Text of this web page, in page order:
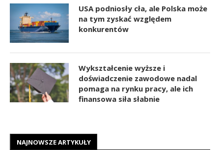
USA podniosły cła, ale Polska może
na tym zyskać względem
konkurentów
Wykształcenie wyższe i
doświadczenie zawodowe nadal
pomaga na rynku pracy, ale ich
finansowa siła słabnie
NAJNOWSZE ARTYKUŁY